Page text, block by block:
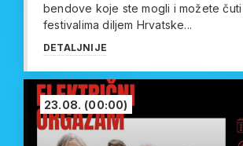
bendove koje ste mogli i možete
festivalima diljem Hrvatske...
DETALJNIJE
23.08. (00:00)